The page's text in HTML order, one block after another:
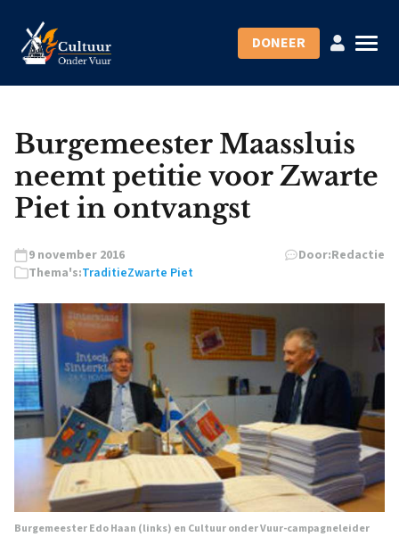
DONEER
Burgemeester Maassluis
neemt petitie voor Zwarte
Piet in ontvangst
9 november 2016 Door:Redactie
Thema's:TraditieZwarte Piet
Burgemeester Edo Haan (links) en Cultuur onder Vuur-campagneleider